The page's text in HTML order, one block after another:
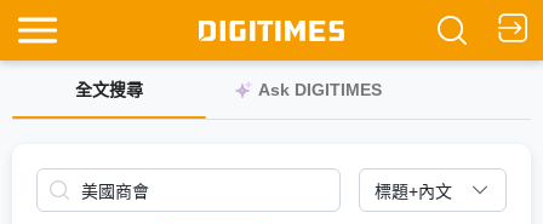
全文搜尋 Ask DIGITIMES